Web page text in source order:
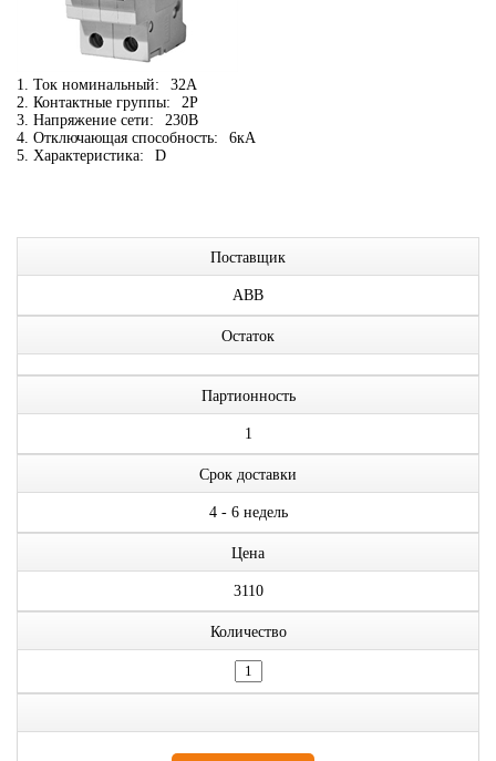
1. Ток номинальный:
32А
2. Контактные группы:
2P
3. Напряжение сети:
230В
4. Отключающая способность:
6кА
5. Характеристика:
D
Поставщик
ABB
Остаток
Партионность
1
Срок доставки
4 - 6 недель
Цена
3110
Количество